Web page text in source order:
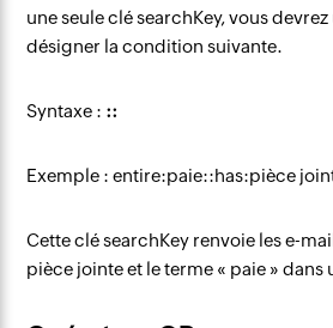
une seule clé searchKey, vous
désigner la condition suivante.
Syntaxe : ::
Exemple : entire:paie::has:pièce
Cette clé searchKey renvoie les e-
pièce jointe et le terme « paie » dans